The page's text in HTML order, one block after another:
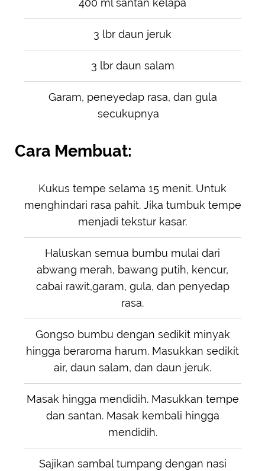
3 lbr daun jeruk
3 lbr daun salam
Garam, peneyedap rasa, dan gula
secukupnya
Cara Membuat:
Kukus tempe selama 15 menit. Untuk
menghindari rasa pahit. Jika tumbuk tempe
menjadi tekstur kasar.
Haluskan semua bumbu mulai dari
abwang merah, bawang putih, kencur,
cabai rawit,garam, gula, dan penyedap
rasa.
Gongso bumbu dengan sedikit minyak
hingga beraroma harum. Masukkan sedikit
air, daun salam, dan daun jeruk.
Masak hingga mendidih. Masukkan tempe
dan santan. Masak kembali hingga
mendidih.
Sajikan sambal tumpang dengan nasi